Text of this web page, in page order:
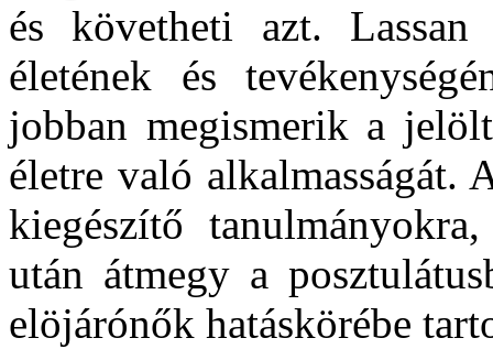
és követheti azt. Lassan
életének és
jobban megismerik a
életre való alkalmasságát.
kiegészítő
után átmegy a
elöjárónők hatáskörébe